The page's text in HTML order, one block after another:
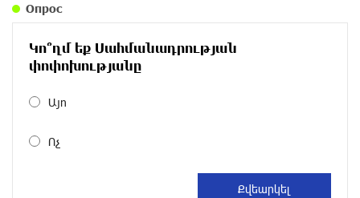
около одного месяца назад
Размик Марукян стал обладателем бронзовой
избежать энергодефицита в Армении: Алексей
Опрос
Կո՞ղմ եք Սահմանադրության
փոփոխությանը
Այո
Ոչ